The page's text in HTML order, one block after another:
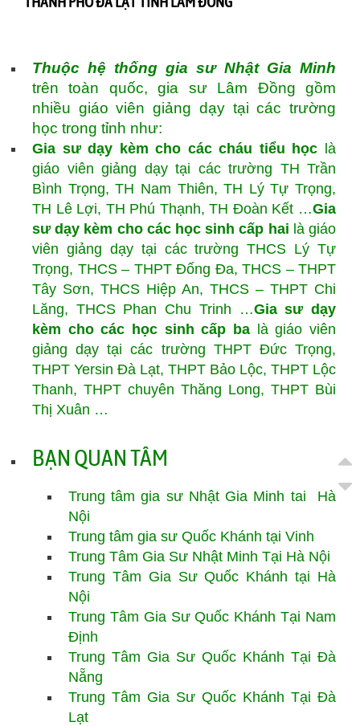
Thuộc hệ thống gia sư Nhật Gia Minh
trên toàn quốc, gia sư Lâm Đồng gồm
nhiều giáo viên giảng dạy tại các trường
học trong tỉnh như:
Gia sư dạy kèm cho các cháu tiểu học là
giáo viên giảng dạy tại các trường TH Trần
Bình Trọng, TH Nam Thiên, TH Lý Tự Trọng,
TH Lê Lợi, TH Phú Thạnh, TH Đoàn Kết …Gia
sư dạy kèm cho các học sinh cấp hai là giáo
viên giảng dạy tại các trường THCS Lý Tự
Trọng, THCS – THPT Đống Đa, THCS – THPT
Tây Sơn, THCS Hiệp An, THCS – THPT Chi
Lăng, THCS Phan Chu Trinh …Gia sư dạy
kèm cho các học sinh cấp ba là giáo viên
giảng dạy tại các trường THPT Đức Trọng,
THPT Yersin Đà Lạt, THPT Bảo Lộc, THPT Lộc
Thanh, THPT chuyên Thăng Long, THPT Bùi
Thị Xuân …
BẠN QUAN TÂM
Trung tâm gia sư Nhật Gia Minh tai Hà
Nội
Trung tâm gia sư Quốc Khánh tại Vinh
Trung Tâm Gia Sư Nhật Minh Tại Hà Nội
Trung Tâm Gia Sư Quốc Khánh tại Hà
Nội
Trung Tâm Gia SưQuốc KhánhTại Nam
Định
Trung Tâm Gia Sư Quốc Khánh Tại Đà
Nẵng
Trung Tâm Gia Sư Quốc Khánh Tại Đà
Lạt